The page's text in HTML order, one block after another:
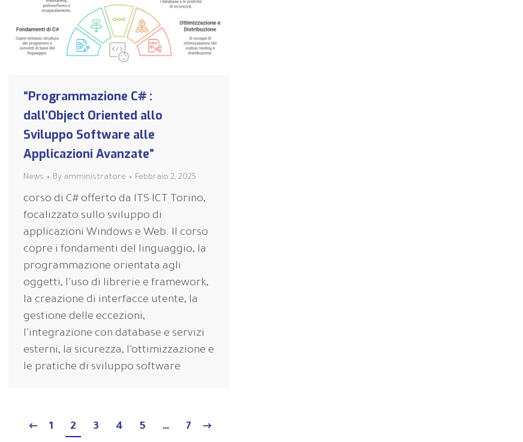
“Programmazione C# :
dall’Object Oriented allo
Sviluppo Software alle
Applicazioni Avanzate”
News By amministratore Febbraio 2, 2025
corso di C# offerto da ITS ICT Torino,
focalizzato sullo sviluppo di
applicazioni Windows e Web. Il corso
copre i fondamenti del linguaggio, la
programmazione orientata agli
oggetti, l’uso di librerie e framework,
la creazione di interfacce utente, la
gestione delle eccezioni,
l’integrazione con database e servizi
esterni, la sicurezza, l’ottimizzazione e
le pratiche di sviluppo software
1 2 3 4 5 … 7